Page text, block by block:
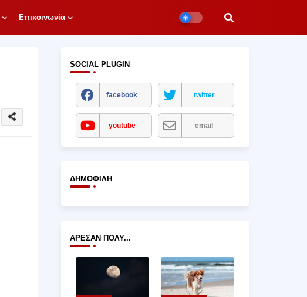
Επικοινωνία
SOCIAL PLUGIN
facebook twitter
youtube email
ΔΗΜΟΦΙΛΉ
ΆΡΕΣΑΝ ΠΟΛΎ...